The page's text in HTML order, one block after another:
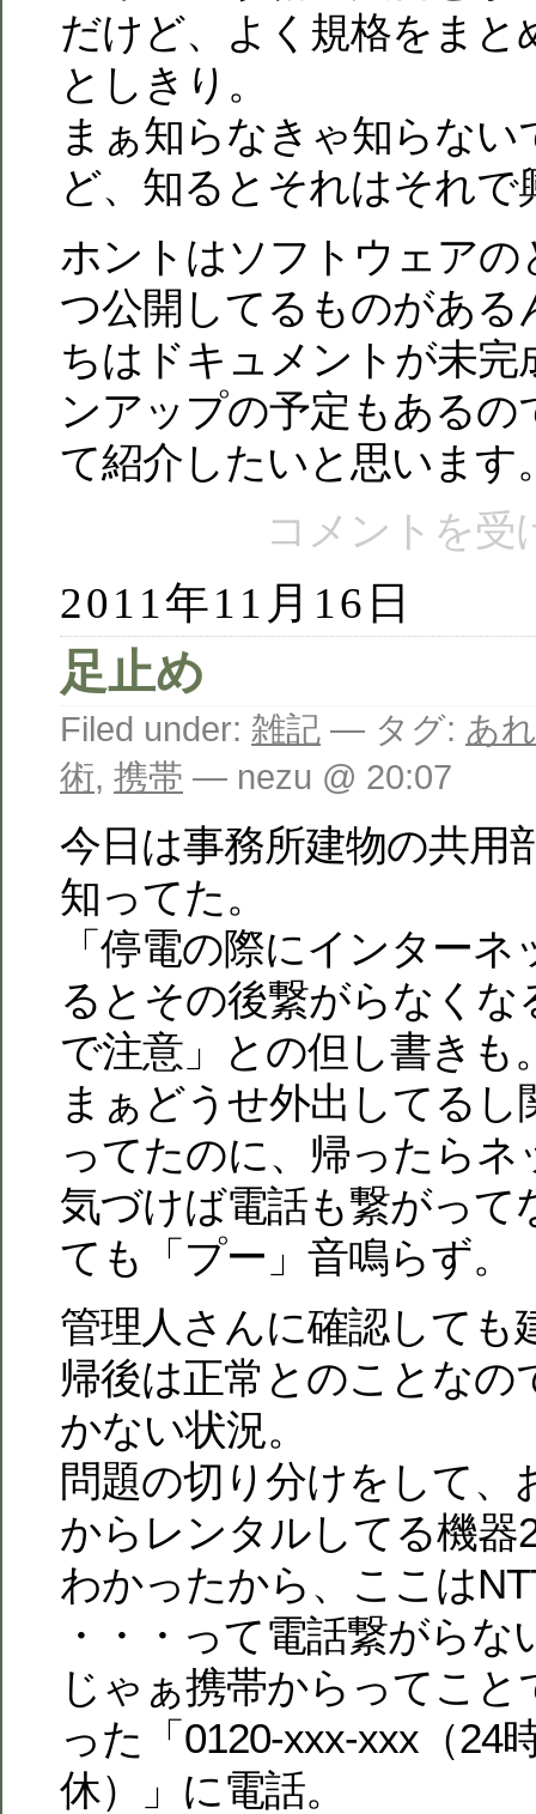
だけど、よく規格をまと
としきり。
まぁ知らなきゃ知らな
ど、知るとそれはそれで
ホントはソフトウェア
つ公開してるものがある
ちはドキュメントが未完
ンアップの予定もある
て紹介したいと思います
コメントを受
2011年11月16日
足止め
Filed under: 雑記 — タグ: あ
術, 携帯 — nezu @ 20:07
今日は事務所建物の共用
知ってた。
「停電の際にインター
るとその後繋がらなくな
で注意」との但し書きも
まぁどうせ外出してる
ってたのに、帰ったらネ
気づけば電話も繋がって
ても「プー」音鳴らず。
管理人さんに確認しても
帰後は正常とのことなの
かない状況。
問題の切り分けをして、
からレンタルしてる機器
わかったから、ここは
・・・って電話繋がらな
じゃぁ携帯からってこと
った「0120-xxx-xxx（24
休）」に電話。